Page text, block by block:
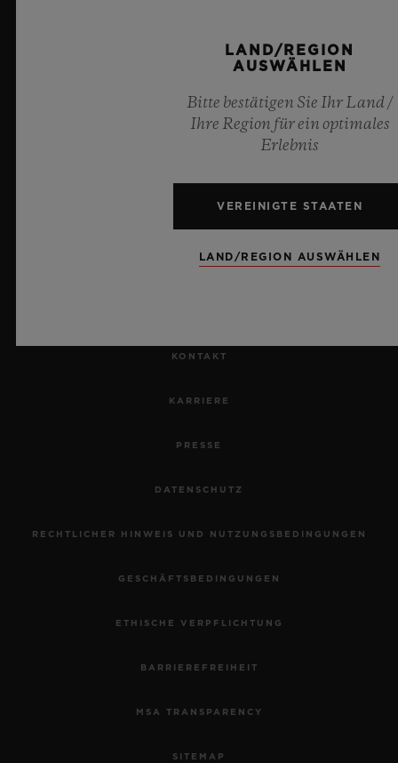
BESTELLUNG VERFOLGEN
KONTAKT
KARRIERE
PRESSE
DATENSCHUTZ
RECHTLICHER HINWEIS UND NUTZUNGSBEDINGUNGEN
GESCHÄFTSBEDINGUNGEN
ETHISCHE VERPFLICHTUNG
BARRIEREFREIHEIT
MSA TRANSPARENCY
SITEMAP
LAND/REGION
AUSWÄHLEN
Bitte bestätigen Sie Ihr Land /
Ihre Region für ein optimales
Erlebnis
VEREINIGTE STAATEN
LAND/REGION AUSWÄHLEN